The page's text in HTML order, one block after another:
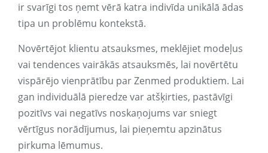
ir svarīgi tos ņemt vērā katra indivīda unikālā ādas
tipa un problēmu kontekstā.
Novērtējot klientu atsauksmes, meklējiet modeļus
vai tendences vairākās atsauksmēs, lai novērtētu
vispārējo vienprātību par Zenmed produktiem. Lai
gan individuālā pieredze var atšķirties, pastāvīgi
pozitīvs vai negatīvs noskaņojums var sniegt
vērtīgus norādījumus, lai pieņemtu apzinātus
pirkuma lēmumus.